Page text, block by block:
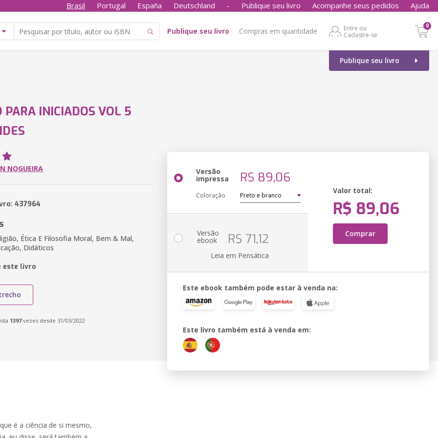
Brasil Portugal España Deutschland - Publique seu livro Acompanhe seus pedidos Ajuda
Publique seu livro Compras em quantidade
Entre ou
Cadastre-se
0
Publique seu livro
PARA INICIADOS VOL 5
NOGUEIRA
437964
Ética E Filosofia Moral, Bem & Mal,
Didáticos
este livro
1397vezes desde 31/03/2022
Versão
impressa R$ 89,06
Coloração
Valor total:
R$ 89,06
Comprar
Versão
ebook R$ 71,12
Leia em Pensática
Este ebook também pode estar à venda na:
Este livro também está à venda em:
é a ciência de si mesmo,